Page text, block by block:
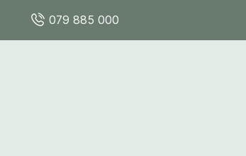
079 885 000